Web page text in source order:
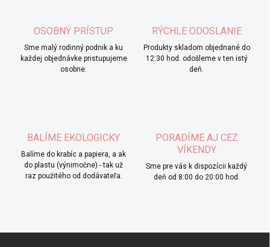
OSOBNÝ PRÍSTUP
Sme malý rodinný podnik a ku
každej objednávke pristupujeme
osobne.
RÝCHLE ODOSLANIE
Produkty skladom objednané do
12:30 hod. odošleme v ten istý
deň.
BALÍME EKOLOGICKY
Balíme do krabíc a papiera, a ak
do plastu (výnimočne) - tak už
raz použitého od dodávateľa.
PORADÍME AJ CEZ
VÍKENDY
Sme pre vás k dispozícii každý
deň od 8:00 do 20:00 hod.